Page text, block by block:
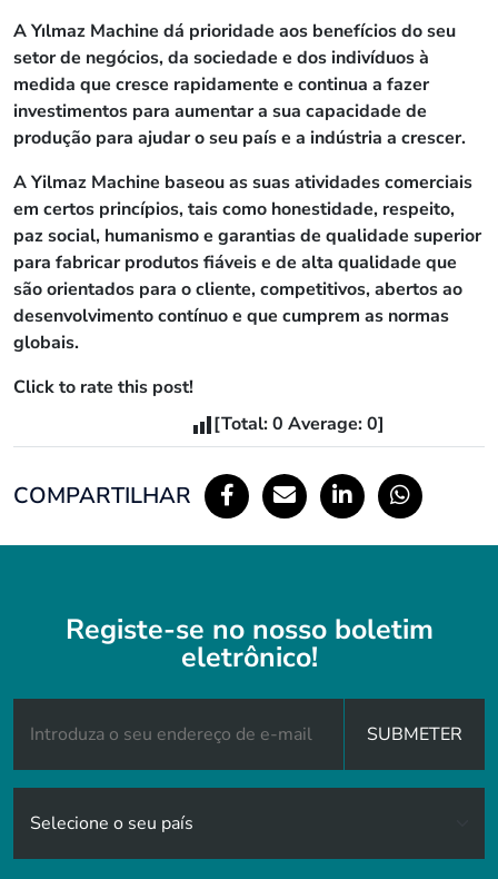
A Yılmaz Machine dá prioridade aos benefícios do seu
setor de negócios, da sociedade e dos indivíduos à
medida que cresce rapidamente e continua a fazer
investimentos para aumentar a sua capacidade de
produção para ajudar o seu país e a indústria a crescer.
A Yilmaz Machine baseou as suas atividades comerciais
em certos princípios, tais como honestidade, respeito,
paz social, humanismo e garantias de qualidade superior
para fabricar produtos fiáveis e de alta qualidade que
são orientados para o cliente, competitivos, abertos ao
desenvolvimento contínuo e que cumprem as normas
globais.
Click to rate this post!
[Total:0 Average:0]
COMPARTILHAR
Registe-se no nosso boletim
eletrônico!
SUBMETER